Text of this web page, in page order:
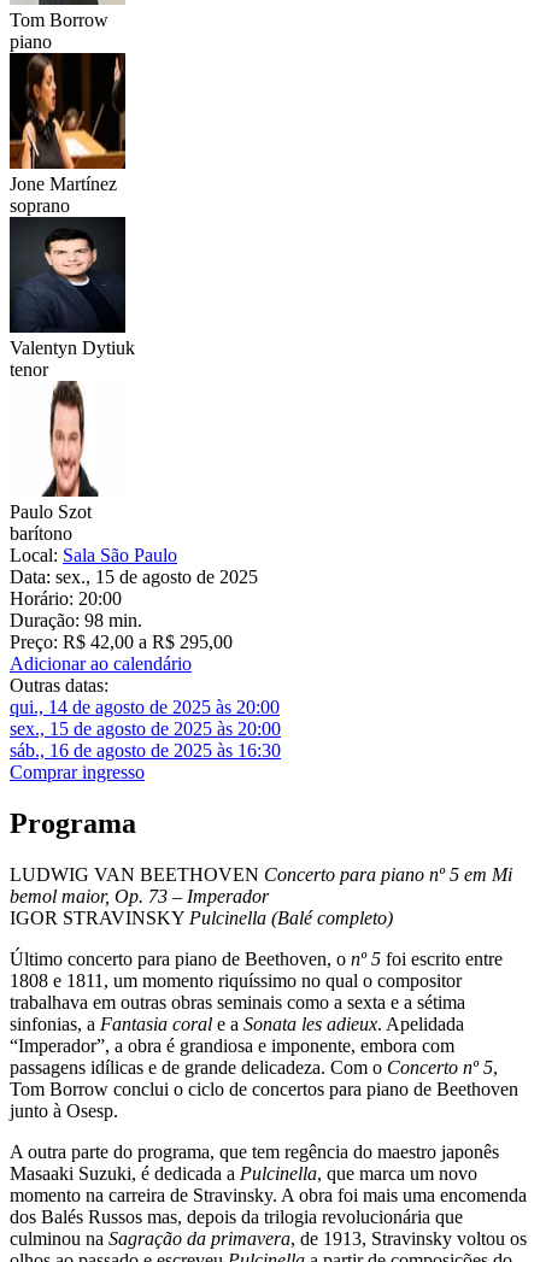
Tom Borrow
piano
Jone Martínez
soprano
Valentyn Dytiuk
tenor
Paulo Szot
barítono
Local: Sala São Paulo
Data: sex., 15 de agosto de 2025
Horário: 20:00
Duração: 98 min.
Preço: R$ 42,00 a R$ 295,00
Adicionar ao calendário
Outras datas:
qui., 14 de agosto de 2025 às 20:00
sex., 15 de agosto de 2025 às 20:00
sáb., 16 de agosto de 2025 às 16:30
Comprar ingresso
Programa
LUDWIG VAN BEETHOVEN Concerto para piano nº 5 em Mi
bemol maior, Op. 73 – Imperador
IGOR STRAVINSKY Pulcinella (Balé completo)
Último concerto para piano de Beethoven, o nº 5 foi escrito entre
1808 e 1811, um momento riquíssimo no qual o compositor
trabalhava em outras obras seminais como a sexta e a sétima
sinfonias, a Fantasia coral e a Sonata les adieux. Apelidada
“Imperador”, a obra é grandiosa e imponente, embora com
passagens idílicas e de grande delicadeza. Com o Concerto nº 5,
Tom Borrow conclui o ciclo de concertos para piano de Beethoven
junto à Osesp.
A outra parte do programa, que tem regência do maestro japonês
Masaaki Suzuki, é dedicada a Pulcinella, que marca um novo
momento na carreira de Stravinsky. A obra foi mais uma encomenda
dos Balés Russos mas, depois da trilogia revolucionária que
culminou na Sagração da primavera, de 1913, Stravinsky voltou os